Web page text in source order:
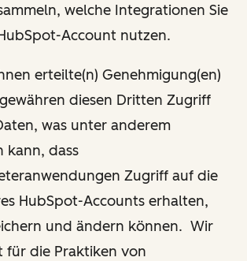
welche Integrationen Sie
Account nutzen.
erteilte(n) Genehmigung(en)
diesen Dritten Zugriff
was unter anderem
kann, dass
Zugriff auf die
HubSpot-Accounts erhalten,
und ändern können. Wir
für die Praktiken von